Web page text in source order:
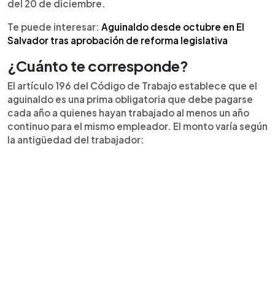
del 20 de diciembre.
Te puede interesar: Aguinaldo desde octubre en El
Salvador tras aprobación de reforma legislativa
¿Cuánto te corresponde?
El artículo 196 del Código de Trabajo establece que el
aguinaldo es una prima obligatoria que debe pagarse
cada año a quienes hayan trabajado al menos un año
continuo para el mismo empleador. El monto varía según
la antigüedad del trabajador: